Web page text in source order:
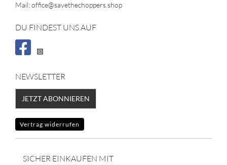
Mail: office@savethechoppers.shop
DU FINDEST UNS AUF
NEWSLETTER
JETZT ABONNIEREN
Vertrag widerrufen
SICHER EINKAUFEN MIT